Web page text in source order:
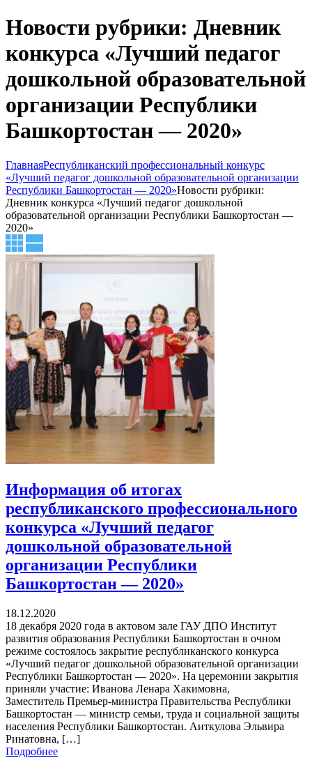
Новости рубрики: Дневник
конкурса «Лучший педагог
дошкольной образовательной
организации Республики
Башкортостан — 2020»
ГлавнаяРеспубликанский профессиональный конкурс
«Лучший педагог дошкольной образовательной организации
Республики Башкортостан — 2020»Новости рубрики:
Дневник конкурса «Лучший педагог дошкольной
образовательной организации Республики Башкортостан —
2020»
Информация об итогах
республиканского профессионального
конкурса «Лучший педагог
дошкольной образовательной
организации Республики
Башкортостан — 2020»
18.12.2020
18 декабря 2020 года в актовом зале ГАУ ДПО Институт
развития образования Республики Башкортостан в очном
режиме состоялось закрытие республиканского конкурса
«Лучший педагог дошкольной образовательной организации
Республики Башкортостан — 2020». На церемонии закрытия
приняли участие: Иванова Ленара Хакимовна,
Заместитель Премьер-министра Правительства Республики
Башкортостан — министр семьи, труда и социальной защиты
населения Республики Башкортостан. Аиткулова Эльвира
Ринатовна, […]
Подробнее